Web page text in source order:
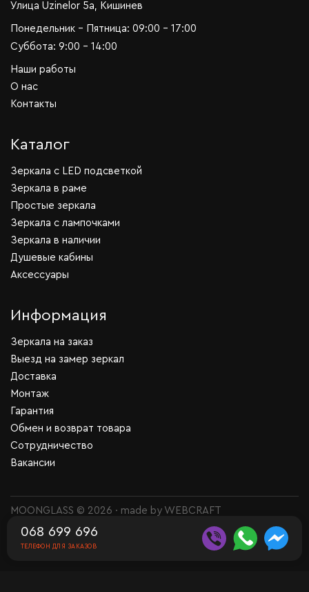
Улица Uzinelor 5a, Кишинев
Понедельник - Пятница: 09:00 - 17:00
Суббота: 9:00 - 14:00
Наши работы
О нас
Контакты
Каталог
Зеркала c LED подсветкой
Зеркала в раме
Простые зеркала
Зеркала с лампочками
Зеркала в наличии
Душевые кабины
Аксессуары
Информация
Зеркала на заказ
Выезд на замер зеркал
Доставка
Монтаж
Гарантия
Обмен и возврат товара
Сотрудничество
Вакансии
MOONGLASS © 2026 · made by WEBCRAFT
068 699 696
ТЕЛЕФОН ДЛЯ ЗАКАЗОВ